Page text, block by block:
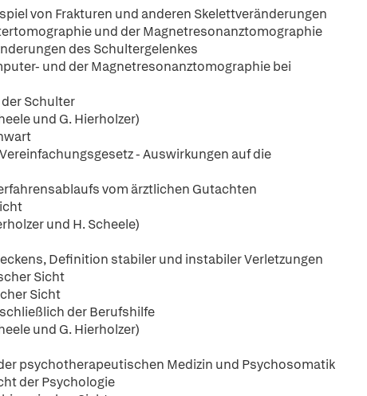
von Frakturen und anderen Skelettveränderungen
und der Magnetresonanztomographie
des Schultergelenkes
und der Magnetresonanztomographie bei
Schulter
und G. Hierholzer)
- Auswirkungen auf die
vom ärztlichen Gutachten
und H. Scheele)
Definition stabiler und instabiler Verletzungen
Sicht
Sicht
der Berufshilfe
und G. Hierholzer)
psychotherapeutischen Medizin und Psychosomatik
der Psychologie